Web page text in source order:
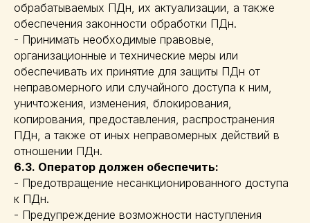
обрабатываемых ПДн, их актуализации, а также
обеспечения законности обработки ПДн.
- Принимать необходимые правовые,
организационные и технические меры или
обеспечивать их принятие для защиты ПДн от
неправомерного или случайного доступа к ним,
уничтожения, изменения, блокирования,
копирования, предоставления, распространения
ПДн, а также от иных неправомерных действий в
отношении ПДн.
6.3. Оператор должен обеспечить:
- Предотвращение несанкционированного доступа
к ПДн.
- Предупреждение возможности наступления